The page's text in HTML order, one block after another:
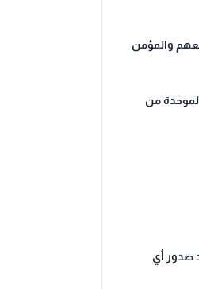
معهم والمؤمن
من
صدور أي